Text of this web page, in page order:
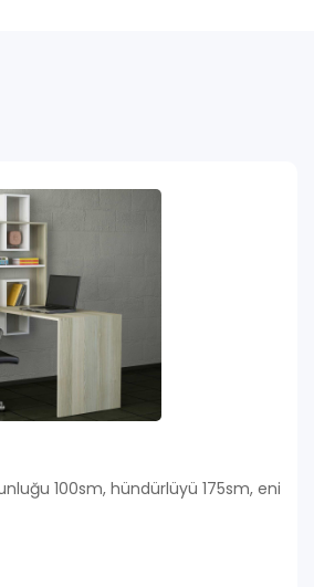
100sm, hündürlüyü 175sm, eni